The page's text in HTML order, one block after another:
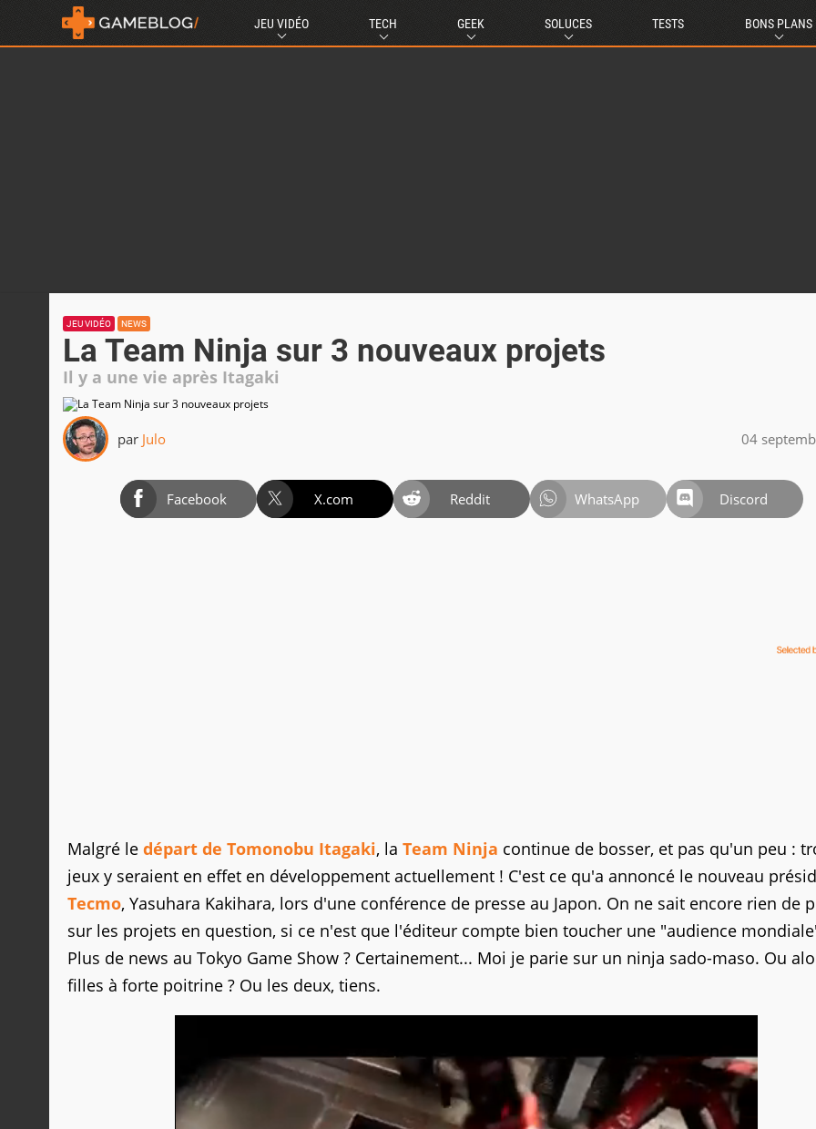
JEU VIDÉO TECH GEEK SOLUCES TESTS BONS PLANS
JEU VIDÉO NEWS
La Team Ninja sur 3 nouveaux projets
Il y a une vie après Itagaki
par Julo 04
Facebook X.com Reddit WhatsApp Discord
Malgré le départ de Tomonobu Itagaki, la Team Ninja continue de bosser, et pas qu'un peu :
jeux y seraient en effet en développement actuellement ! C'est ce qu'a annoncé le nouveau
Tecmo, Yasuhara Kakihara, lors d'une conférence de presse au Japon. On ne sait encore rien de
sur les projets en question, si ce n'est que l'éditeur compte bien toucher une "audience
Plus de news au Tokyo Game Show ? Certainement... Moi je parie sur un ninja sado-maso. Ou
filles à forte poitrine ? Ou les deux, tiens.